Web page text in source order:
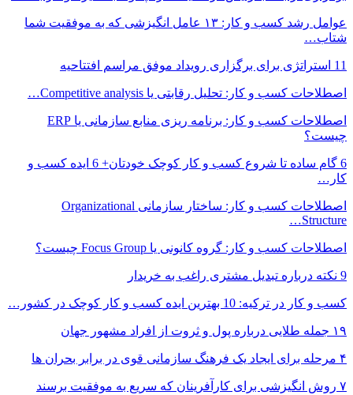
عوامل رشد کسب و کار: ۱۳ عامل انگیزشی که به موفقیت شما
شتاب…
11 استراتژی برای برگزاری رویداد موفق مراسم افتتاحیه
اصطلاحات کسب و کار: تحلیل رقابتی یا Competitive analysis…
اصطلاحات کسب و کار: برنامه ریزی منابع سازمانی یا ERP
چیست؟
6 گام ساده تا شروع کسب و کار کوچک خودتان+ 6 ایده کسب و
کار…
اصطلاحات کسب و کار: ساختار سازمانی Organizational
Structure…
اصطلاحات کسب و کار: گروه کانونی یا Focus Group چیست؟
9 نکته درباره تبدیل مشتری راغب به خریدار
کسب و کار در ترکیه: 10 بهترین ایده‌ کسب و کار کوچک در کشور…
۱۹ جمله طلایی درباره پول و ثروت از افراد مشهور جهان
۴ مرحله برای ایجاد یک فرهنگ سازمانی قوی در برابر بحران ها
۷ روش انگیزشی برای کارآفرینان که سریع به موفقیت برسند